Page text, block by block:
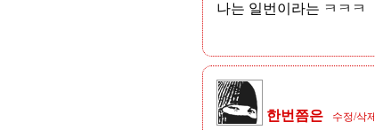
나는 일번이라는 ㅋㅋㅋ
한번쯤은 수정/삭제